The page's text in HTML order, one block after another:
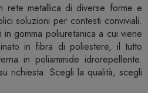
rete metallica di diverse forme e
soluzioni per contesti conviviali.
gomma poliuretanica a cui viene
in fibra di poliestere, il tutto
in poliammide idrorepellente.
richiesta. Scegli la qualità, scegli